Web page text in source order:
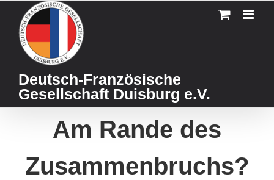
content
Deutsch-Französische
Gesellschaft Duisburg e.V.
Am Rande des
Zusammenbruchs?